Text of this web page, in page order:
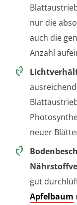
nur die
auch die
Anzahl
neuer
gut
Apfelbaum